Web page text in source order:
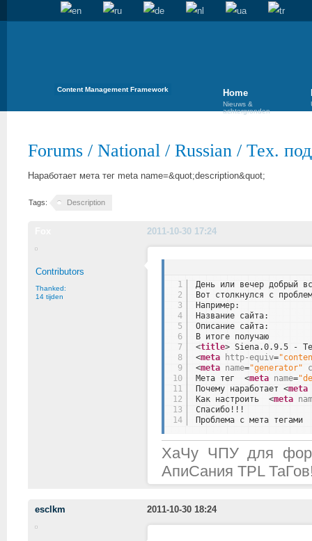
Content Management Framework Home
Nieuws &
achtergronden
Forums / National / Russian / Тех.
Наработает мета тег meta name=&quot;description&quot;
Tags: Description
2011-10-30 17:24
Contributors
Thanked:
14 tijden
1
2
3
4
5
6
7
8
9
10
11
12
13
14
День или вечер добрый
Вот столкнулся с
Например:
Название сайта:
Описание сайта:
В итоге получаю
<title> Siena.0.9.5 -
<meta http-equiv=
<meta name="generator"
Мета тег  <meta name=
Почему наработает <meta
Как настроить  <meta
Спасибо!!!
Проблема с мета тегами
ХаЧу ЧПУ для
АпиСания TPL
esclkm 2011-10-30 18:24